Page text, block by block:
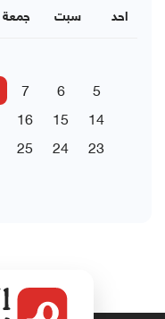
جمعة سبت احد
5
6
7
14
15
16
23
24
25